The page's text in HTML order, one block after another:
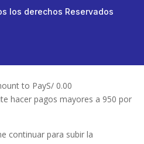
los derechos Reservados
to PayS/ 0.00
hacer pagos mayores a 950 por
continuar para subir la